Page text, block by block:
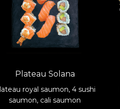
Plateau Solana
royal saumon, 4 sushi
saumon, cali saumon